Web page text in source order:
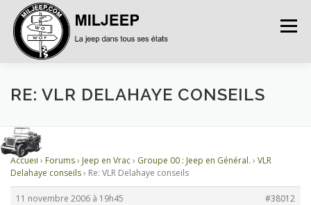
Menu
ACCUEIL ARTICLES PETITES ANNONCES
ALBUMS
DOCUMENTATIONS
RE: VLR DELAHAYE CONSEILS
Accueil › Forums› Jeep en Vrac› Groupe 00 : Jeep en Général. › VLR
Delahaye conseils› Re: VLR Delahaye conseils
11 novembre 2006 à 19h45
#38012